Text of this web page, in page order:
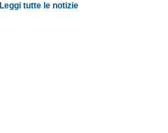
Leggi tutte le notizie